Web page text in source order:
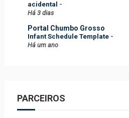
acidental -
Há 3 dias
Portal Chumbo Grosso
Infant Schedule Template -
Há um ano
PARCEIROS